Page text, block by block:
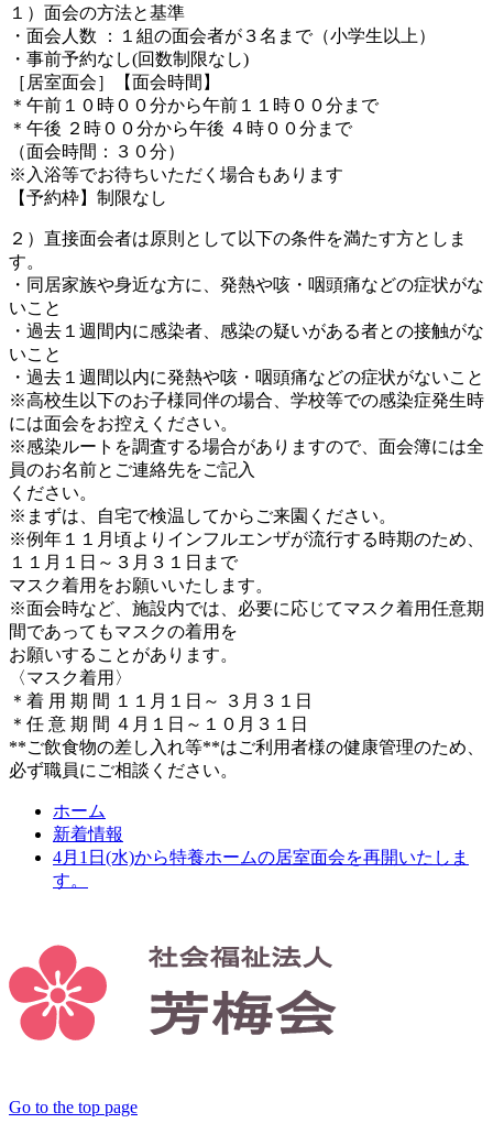
１）面会の方法と基準
・面会人数 ：１組の面会者が３名まで（小学生以上）
・事前予約なし(回数制限なし)
［居室面会］【面会時間】
＊午前１０時００分から午前１１時００分まで
＊午後 ２時００分から午後 ４時００分まで
（面会時間：３０分）
※入浴等でお待ちいただく場合もあります
【予約枠】制限なし
２）直接面会者は原則として以下の条件を満たす方としま
す。
・同居家族や身近な方に、発熱や咳・咽頭痛などの症状がな
いこと
・過去１週間内に感染者、感染の疑いがある者との接触がな
いこと
・過去１週間以内に発熱や咳・咽頭痛などの症状がないこと
※高校生以下のお子様同伴の場合、学校等での感染症発生時
には面会をお控えください。
※感染ルートを調査する場合がありますので、面会簿には全
員のお名前とご連絡先をご記入
ください。
※まずは、自宅で検温してからご来園ください。
※例年１１月頃よりインフルエンザが流行する時期のため、
１１月１日～３月３１日まで
マスク着用をお願いいたします。
※面会時など、施設内では、必要に応じてマスク着用任意期
間であってもマスクの着用を
お願いすることがあります。
〈マスク着用〉
＊着 用 期 間 １１月１日～ ３月３１日
＊任 意 期 間 ４月１日～１０月３１日
**ご飲食物の差し入れ等**はご利用者様の健康管理のため、
必ず職員にご相談ください。
ホーム
新着情報
4月1日(水)から特養ホームの居室面会を再開いたしま
す。
Go to the top page